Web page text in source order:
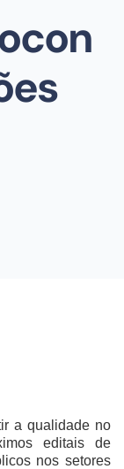
a qualidade no
editais de
nos setores